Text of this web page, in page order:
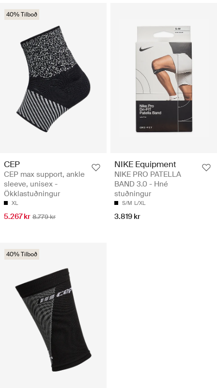
40% Tilboð
CEP
CEP max support, ankle
sleeve, unisex -
Ökklastuðningur
XL
5.267 kr 8.779 kr
NIKE Equipment
NIKE PRO PATELLA
BAND 3.0 - Hné
stuðningur
S/M L/XL
3.819 kr
40% Tilboð